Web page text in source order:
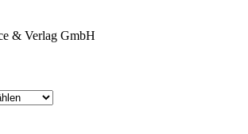
& Verlag GmbH